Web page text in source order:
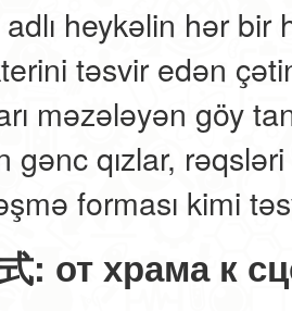
heykəlin hər bir
təsvir edən
məzələyən göy
gənc qızlar,
forması kimi
: от храма к